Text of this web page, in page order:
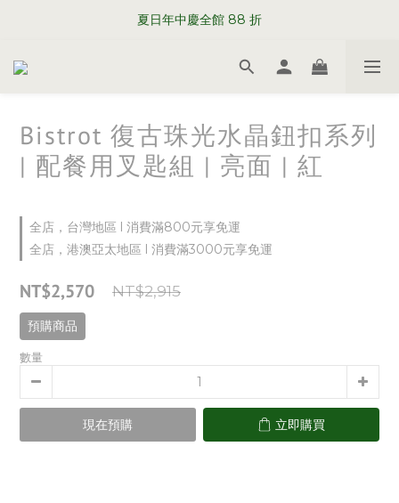
WELCOME TO SABRE PARIS
夏日年中慶全館 88 折
WELCOME TO SABRE PARIS
Bistrot 復古珠光水晶鈕扣系列
| 配餐用叉匙組 | 亮面 | 紅
全店，台灣地區 l 消費滿800元享免運
全店，港澳亞太地區 l 消費滿3000元享免運
NT$2,570 NT$2,915
預購商品
數量
現在預購 立即購買